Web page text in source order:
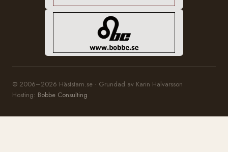
© 2006–2026 Häststam.se · Grundad av Karin Halvarsson
Hosting: Bobbe Consulting